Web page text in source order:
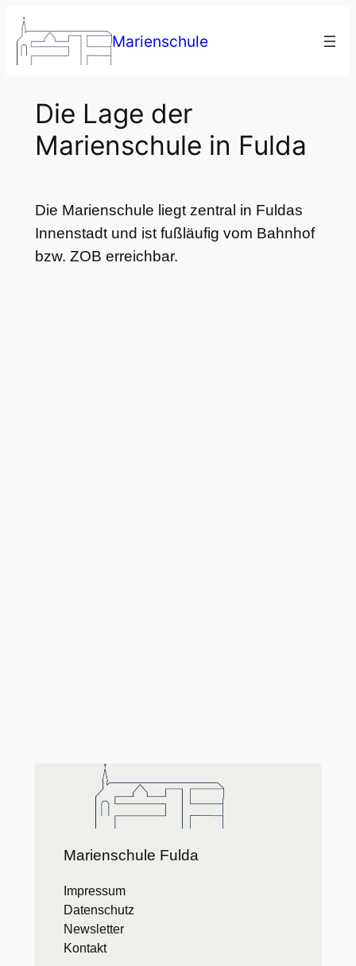
Zum
Inhalt
springen
Marienschule
Die Lage der
Marienschule in Fulda
Die Marienschule liegt zentral in Fuldas
Innenstadt und ist fußläufig vom Bahnhof
bzw. ZOB erreichbar.
Marienschule Fulda
Impressum
Datenschutz
Newsletter
Kontakt